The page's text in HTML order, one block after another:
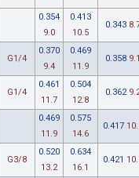
0.354
9.0
0.413
10.5
0.343
G1/4
0.370
9.4
0.469
11.9
0.358
G1/4
0.461
11.7
0.504
12.8
0.362
0.469
11.9
0.575
14.6
0.417
G3/8
0.520
13.2
0.634
16.1
0.421